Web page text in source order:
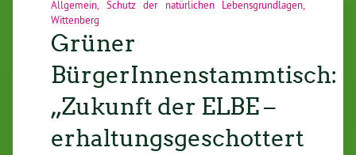
Allgemein, Schutz der natürlichen Lebensgrundlagen,
Wittenberg
Grüner
BürgerInnenstammtisch:
„Zukunft der ELBE –
erhaltungsgeschottert